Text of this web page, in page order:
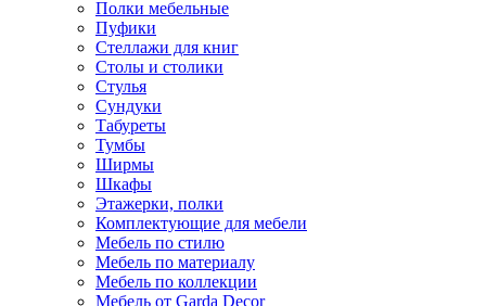
Полки мебельные
Пуфики
Стеллажи для книг
Столы и столики
Стулья
Сундуки
Табуреты
Тумбы
Ширмы
Шкафы
Этажерки, полки
Комплектующие для мебели
Мебель по стилю
Мебель по материалу
Мебель по коллекции
Мебель от Garda Decor